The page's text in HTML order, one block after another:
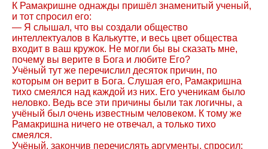
К Рамакришне однажды пришёл знаменитый ученый,
и тот спросил его:
— Я слышал, что вы создали общество
интеллектуалов в Калькутте, и весь цвет общества
входит в ваш кружок. Не могли бы вы сказать мне,
почему вы верите в Бога и любите Его?
Учёный тут же перечислил десяток причин, по
которым он верит в Бога. Слушая его, Рамакришна
тихо смеялся над каждой из них. Его ученикам было
неловко. Ведь все эти причины были так логичны, а
учёный был очень известным человеком. К тому же
Рамакришна ничего не отвечал, а только тихо
смеялся.
Учёный, закончив перечислять аргументы, спросил: